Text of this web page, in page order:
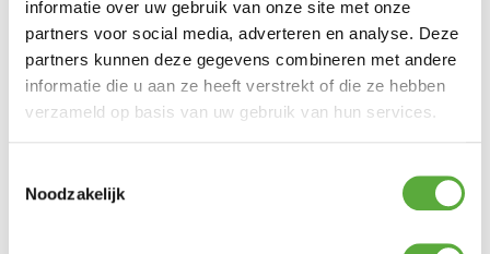
informatie over uw gebruik van onze site met onze
partners voor social media, adverteren en analyse. Deze
partners kunnen deze gegevens combineren met andere
informatie die u aan ze heeft verstrekt of die ze hebben
verzameld op basis van uw gebruik van hun services.
Noodzakelijk
Achteraf betalen mogelijk
Kopersbescherming met Trusted Shops
GERELATEERDE PRODUCTEN
Crespo Krukje/Voetensteun AP-302 Air-Deluxe Blauw